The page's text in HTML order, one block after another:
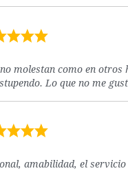
molestan como en otros
Lo que no me
amabilidad, el